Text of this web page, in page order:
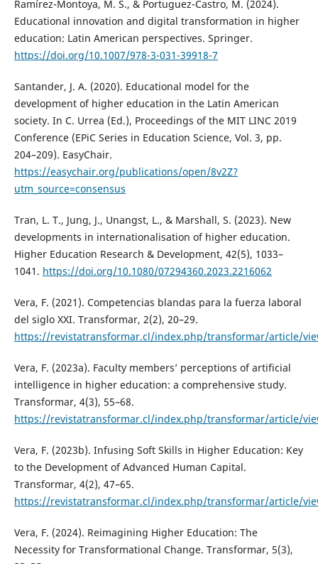
Ramírez-Montoya, M. S., & Portuguez-Castro, M. (2024).
Educational innovation and digital transformation in higher
education: Latin American perspectives. Springer.
https://doi.org/10.1007/978-3-031-39918-7
Santander, J. A. (2020). Educational model for the
development of higher education in the Latin American
society. In C. Urrea (Ed.), Proceedings of the MIT LINC 2019
Conference (EPiC Series in Education Science, Vol. 3, pp.
204–209). EasyChair.
https://easychair.org/publications/open/8v2Z?
utm_source=consensus
Tran, L. T., Jung, J., Unangst, L., & Marshall, S. (2023). New
developments in internationalisation of higher education.
Higher Education Research & Development, 42(5), 1033–
1041. https://doi.org/10.1080/07294360.2023.2216062
Vera, F. (2021). Competencias blandas para la fuerza laboral
del siglo XXI. Transformar, 2(2), 20–29.
https://revistatransformar.cl/index.php/transformar/article/
Vera, F. (2023a). Faculty members’ perceptions of artificial
intelligence in higher education: a comprehensive study.
Transformar, 4(3), 55–68.
https://revistatransformar.cl/index.php/transformar/article/
Vera, F. (2023b). Infusing Soft Skills in Higher Education: Key
to the Development of Advanced Human Capital.
Transformar, 4(2), 47–65.
https://revistatransformar.cl/index.php/transformar/article/
Vera, F. (2024). Reimagining Higher Education: The
Necessity for Transformational Change. Transformar, 5(3),